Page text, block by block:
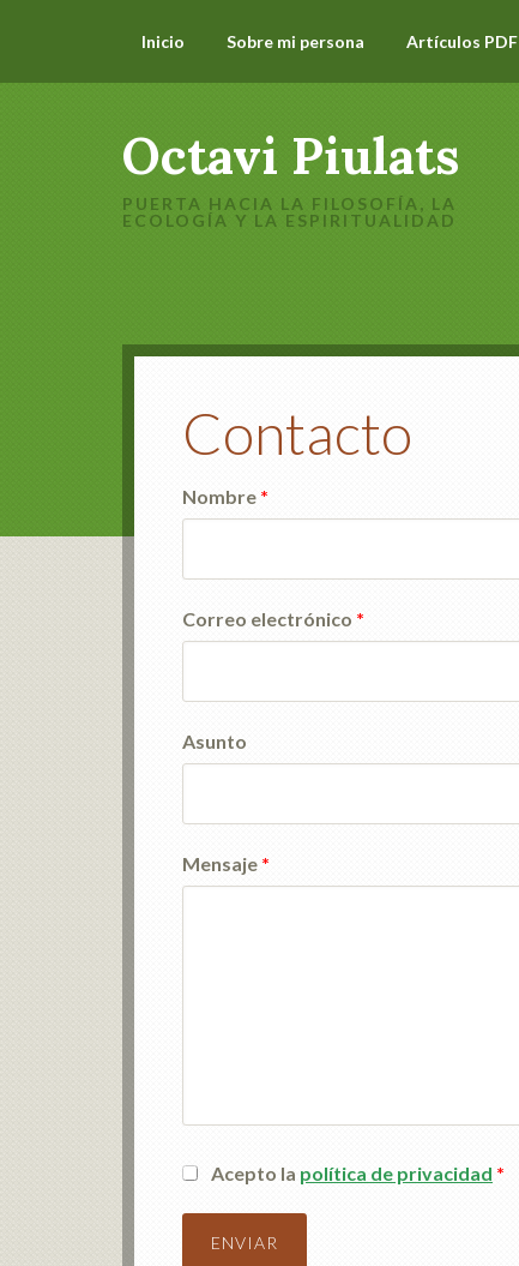
Inicio Sobre mi persona Artículos PDF
Octavi Piulats
PUERTA HACIA LA FILOSOFÍA, LA
ECOLOGÍA Y LA ESPIRITUALIDAD
Contacto
Nombre *
Correo electrónico *
Asunto
Mensaje *
Acepto la política de privacidad *